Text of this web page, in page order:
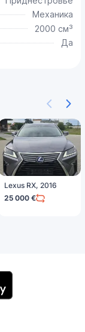
Механика
2000 см³
Да
Lexus RX, 2016
25 000 €